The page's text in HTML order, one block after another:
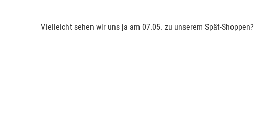
Vielleicht sehen wir uns ja am 07.05. zu unserem Spät-Shoppen?